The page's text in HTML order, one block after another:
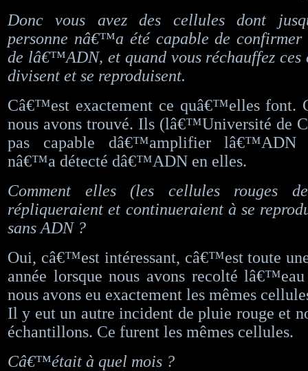
Donc vous avez des cellules dont
personne nâ€™a été capable de
de lâ€™ADN, et quand vous réchauffez ces
divisent et se reproduisent.
Câ€™est exactement ce quâ€™elles font.
nous avons trouvé. Ils (lâ€™Université de
pas capable dâ€™amplifier lâ€™ADN
nâ€™a détecté dâ€™ADN en elles.
Comment elles (les cellules rouges
répliqueraient et continueraient à se
sans ADN ?
Oui, câ€™est intéressant, câ€™est toute
année lorsque nous avons recolté
nous avons eu exactement les mêmes
Il y eut un autre incident de pluie rouge et
échantillons. Ce furent les mêmes cellules.
Câ€™était à quel mois ?